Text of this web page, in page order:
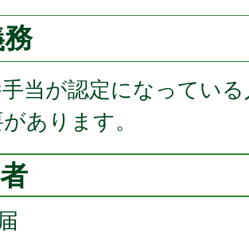
手当が認定になってい
あります。